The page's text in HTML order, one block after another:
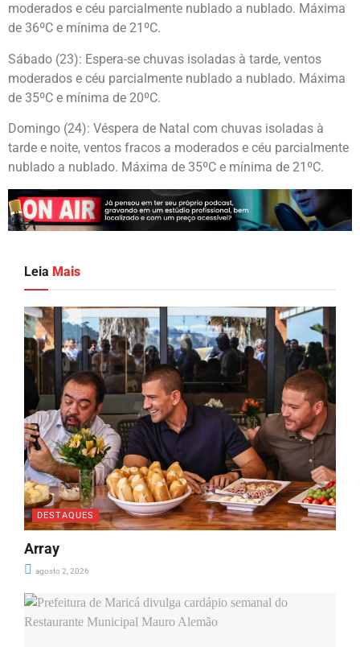
moderados e céu parcialmente nublado a nublado. Máxima
de 36ºC e mínima de 21ºC.
Sábado (23): Espera-se chuvas isoladas à tarde, ventos
moderados e céu parcialmente nublado a nublado. Máxima
de 35ºC e mínima de 20ºC.
Domingo (24): Véspera de Natal com chuvas isoladas à
tarde e noite, ventos fracos a moderados e céu parcialmente
nublado a nublado. Máxima de 35ºC e mínima de 21ºC.
Leia Mais
DESTAQUES
Array
agosto 2, 2026